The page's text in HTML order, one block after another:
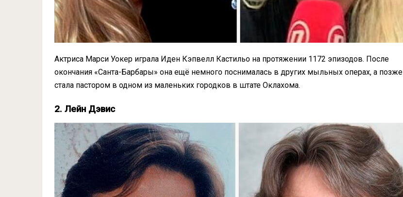
Актриса Марси Уокер играла Иден Кэпвелл Кастильо на протяжении 1172 эпизодов. После
окончания «Санта-Барбары» она ещё немного поснималась в других мыльных операх, а позже
стала пастором в одном из маленьких городков в штате Оклахома.
2. Лейн Дэвис